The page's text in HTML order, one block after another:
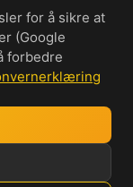
og
for å sikre at
(Google
forbedre